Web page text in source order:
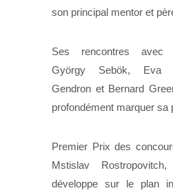
son principal mentor et
Ses rencontres avec
György Sebök, Eva
Gendron et Bernard
profondément marquer sa
Premier Prix des
Mstislav
développe sur le plan